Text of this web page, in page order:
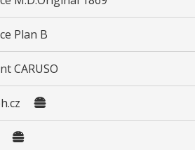
Plan B
CARUSO